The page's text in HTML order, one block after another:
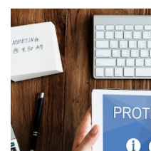
2.
2.1.